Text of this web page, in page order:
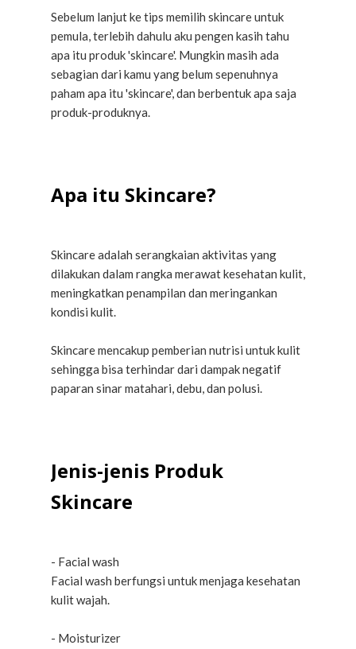
Sebelum lanjut ke tips memilih skincare untuk
pemula, terlebih dahulu aku pengen kasih tahu
apa itu produk 'skincare'. Mungkin masih ada
sebagian dari kamu yang belum sepenuhnya
paham apa itu 'skincare', dan berbentuk apa saja
produk-produknya.
Apa itu Skincare?
Skincare adalah serangkaian aktivitas yang
dilakukan dalam rangka merawat kesehatan kulit,
meningkatkan penampilan dan meringankan
kondisi kulit.
Skincare mencakup pemberian nutrisi untuk kulit
sehingga bisa terhindar dari dampak negatif
paparan sinar matahari, debu, dan polusi.
Jenis-jenis Produk
Skincare
- Facial wash
Facial wash berfungsi untuk menjaga kesehatan
kulit wajah.
- Moisturizer